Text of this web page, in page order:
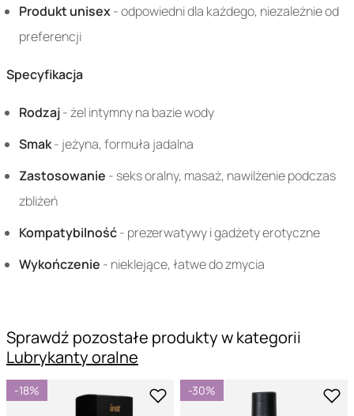
Produkt unisex- odpowiedni dla każdego, niezależnie od
preferencji
Specyfikacja
Rodzaj- żel intymny na bazie wody
Smak- jeżyna, formuła jadalna
Zastosowanie - seks oralny, masaż, nawilżenie podczas
zbliżeń
Kompatybilność- prezerwatywy i gadżety erotyczne
Wykończenie - nieklejące, łatwe do zmycia
Sprawdź pozostałe produkty w kategorii
Lubrykanty oralne
-18% -30%